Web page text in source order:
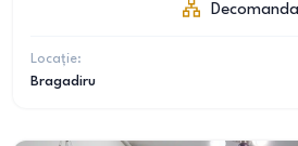
Locație:
Bragadiru